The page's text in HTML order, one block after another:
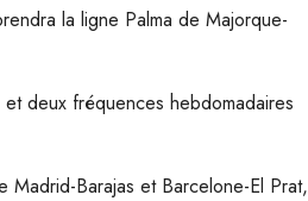
la ligne Palma de Majorque-
deux fréquences hebdomadaires
Barajas et Barcelone-El Prat,